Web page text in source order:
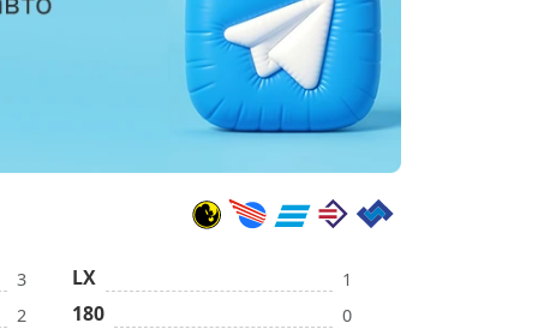
3
2
LX 1
180 0